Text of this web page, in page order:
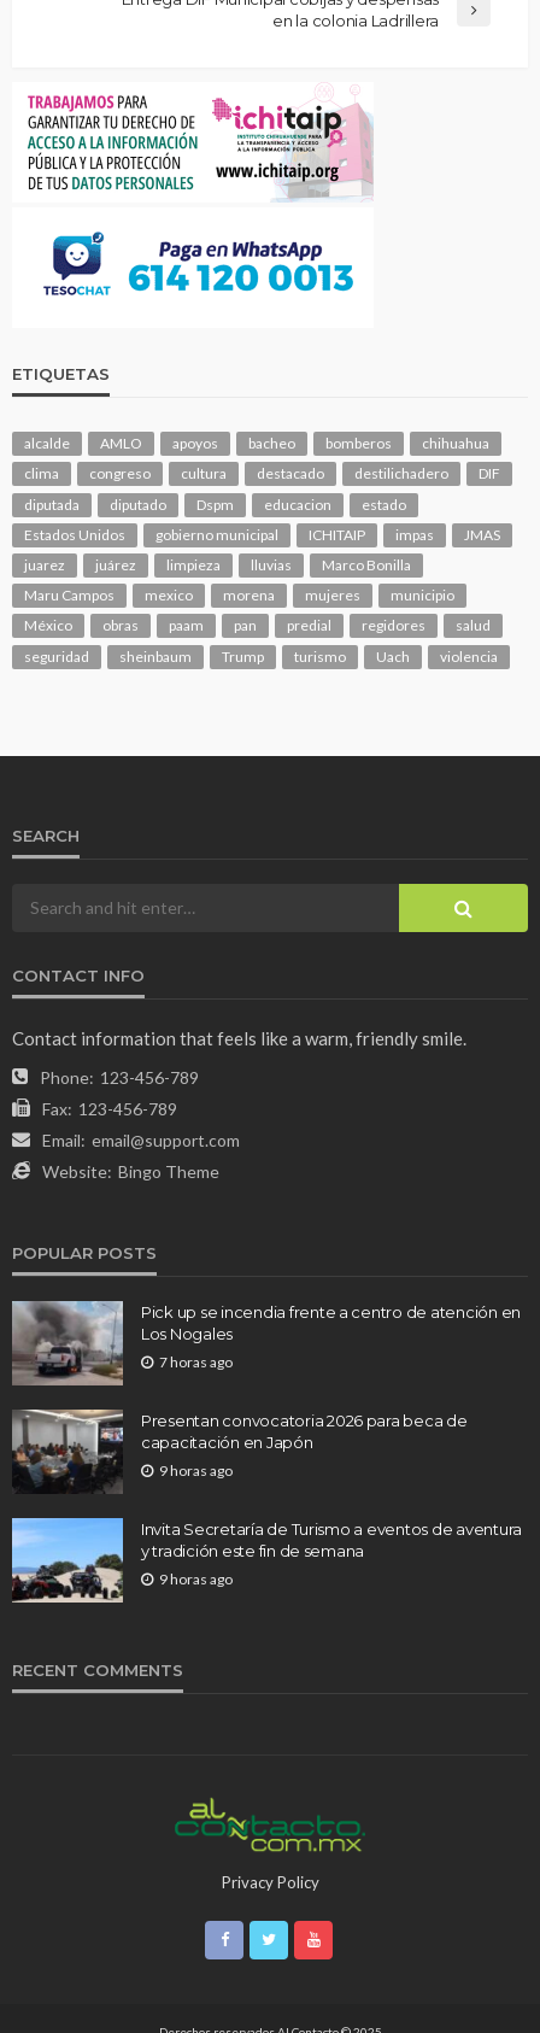
en la colonia Ladrillera
ETIQUETAS
alcalde AMLO apoyos bacheo bomberos
chihuahua
clima
congreso cultura destacado destilichadero
DIF
diputada
diputado Dspm educacion
estado
Estados Unidos
gobierno municipal ICHITAIP impas
JMAS
juarez
juárez limpieza lluvias
Marco Bonilla
Maru Campos
mexico morena mujeres
municipio
México
obras paam pan predial regidores
salud
seguridad
sheinbaum Trump turismo Uach violencia
SEARCH
CONTACT INFO
Contact information that feels like a warm, friendly smile.
Phone: 123-456-789
Fax: 123-456-789
Email: email@support.com
Website: Bingo Theme
POPULAR POSTS
Pick up se incendia frente a centro de atención en
Los Nogales
7 horas ago
Presentan convocatoria 2026 para beca de
capacitación en Japón
9 horas ago
Invita Secretaría de Turismo a eventos de aventura
y tradición este fin de semana
9 horas ago
RECENT COMMENTS
Privacy Policy